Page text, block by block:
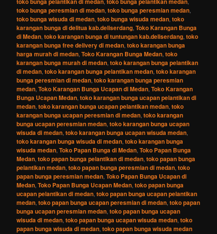
toko bunga peresmian di medan,toko bunga peresmian medan,
toko bunga wisuda di medan,toko bunga wisuda medan,toko
karangan bunga di delitua kab.deliserdang,Toko Karangan Bunga
di Medan,toko karangan bunga di tuntungan kab.deliserdang,toko
karangan bunga free delivery di medan,toko karangan bunga
harga murah di medan,Toko Karangan Bunga Medan,toko
karangan bunga murah di medan,toko karangan bunga pelantikan
di medan,toko karangan bunga pelantikan medan,toko karangan
bunga peresmian di medan,toko karangan bunga peresmian
medan,Toko Karangan Bunga Ucapan di Medan,Toko Karangan
Bunga Ucapan Medan,toko karangan bunga ucapan pelantikan di
medan,toko karangan bunga ucapan pelantikan medan,toko
karangan bunga ucapan peresmian di medan,toko karangan
bunga ucapan peresmian medan,toko karangan bunga ucapan
wisuda di medan,toko karangan bunga ucapan wisuda medan,
toko karangan bunga wisuda di medan,toko karangan bunga
wisuda medan,Toko Papan Bunga di Medan,Toko Papan Bunga
Medan,toko papan bunga pelantikan di medan,toko papan bunga
pelantikan medan,toko papan bunga peresmian di medan,toko
papan bunga peresmian medan,Toko Papan Bunga Ucapan di
Medan,Toko Papan Bunga Ucapan Medan,toko papan bunga
ucapan pelantikan di medan,toko papan bunga ucapan pelantikan
medan,toko papan bunga ucapan peresmian di medan,toko papan
bunga ucapan peresmian medan,toko papan bunga ucapan
wisuda di medan,toko papan bunga ucapan wisuda medan,toko
papan bunga wisuda di medan,toko papan bunga wisuda medan